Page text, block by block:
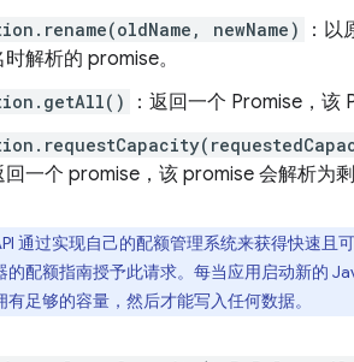
newName)
：
解析的 promise。
：返回一个 Promise，该
一个 promise，该 promise 会解析为剩
通过实现自己的配额管理系统来获得快速
配额指南授予此请求。每当应用启动新的
足够的容量，然后才能写入任何数据。